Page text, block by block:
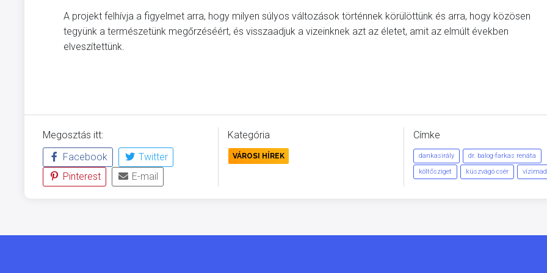
A projekt felhívja a figyelmet arra, hogy milyen súlyos változások történnek körülöttünk és arra, hogy közösen
tegyünk a természetünk megőrzéséért, és visszaadjuk a vizeinknek azt az életet, amit az elmúlt években
elveszítettünk.
Megosztás itt:
Facebook
Twitter
Pinterest
E-mail
Kategória
VÁROSI HÍREK
Címke
dankasirály
dr. balog-farkas renáta
költősziget
küszvágó csér